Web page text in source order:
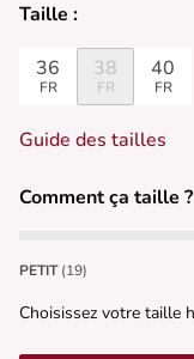
Taille :
36
FR
38
FR
40
FR
Guide des tailles
Comment ça taille ?
PETIT (19)
Choisissez votre taille